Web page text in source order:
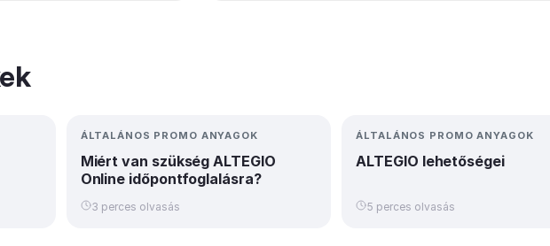
ÁLTALÁNOS PROMO ANYAGOK
Miért van szükség ALTEGIO
Online időpontfoglalásra?
3 perces olvasás
ÁLTALÁNOS PROMO ANYAGOK
ALTEGIO lehetőségei
5 perces olvasás